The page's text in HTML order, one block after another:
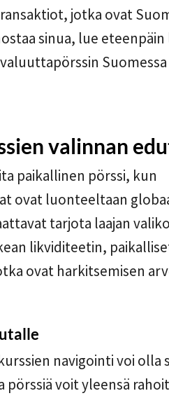
jotka ovat
sinua, lue
Suomessa
valinnan
paikallinen pörssi, kun
ovat luonteeltaan
tarjota laajan
likviditeetin,
ovat harkitsemisen
navigointi voi olla
pörssiä voit yleensä